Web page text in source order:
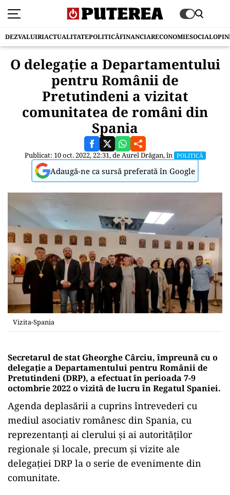
DEZVALUIRIACTUALITATEPOLITICĂFINANCIARECONOMIESOCIAL
O delegație a Departamentului
pentru Românii de
Pretutindeni a vizitat
comunitatea de români din
Spania
Publicat: 10 oct. 2022, 22:31, deAurel Drăgan, în POLITICĂ
Adaugă-ne ca sursă preferată în Google
Vizita-Spania
Secretarul de stat Gheorghe Cârciu, împreună cu o
delegație a Departamentului pentru Românii de
Pretutindeni (DRP), a efectuat în perioada 7-9
octombrie 2022 o vizită de lucru în Regatul Spaniei.
Agenda deplasării a cuprins întrevederi cu
mediul asociativ românesc din Spania, cu
reprezentanți ai clerului și ai autorităților
regionale și locale, precum și vizite ale
delegației DRP la o serie de evenimente din
comunitate.